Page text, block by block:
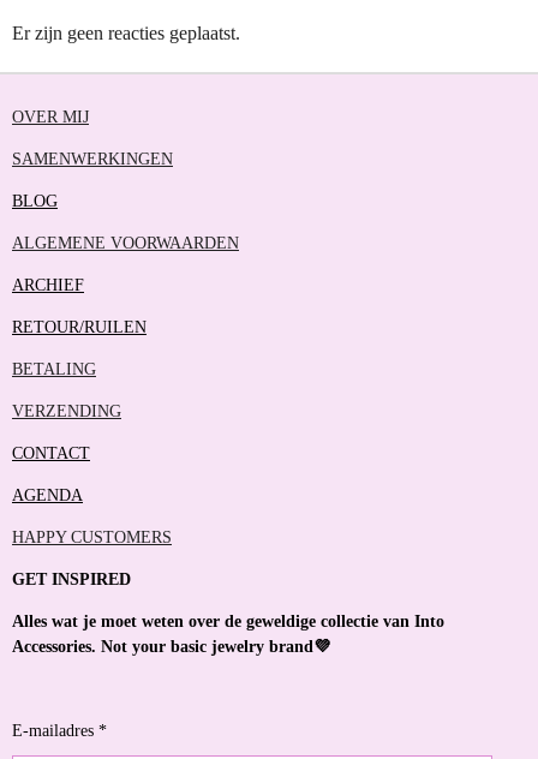
Er zijn geen reacties geplaatst.
OVER MIJ
SAMENWERKINGEN
BLOG
ALGEMENE VOORWAARDEN
ARCHIEF
RETOUR/RUILEN
BETALING
VERZENDING
CONTACT
AGENDA
HAPPY CUSTOMERS
GET INSPIRED
Alles wat je moet weten over de geweldige collectie van Into
Accessories. Not your basic jewelry brand💜
E-mailadres *